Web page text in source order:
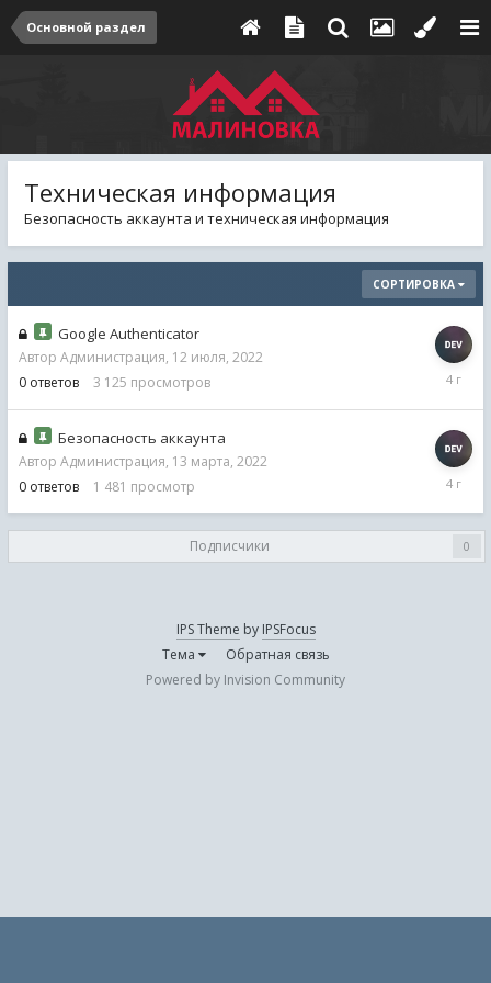
Основной раздел
Техническая информация
Безопасность аккаунта и техническая информация
СОРТИРОВКА
Google Authenticator
Автор Администрация, 12 июля, 2022
0 ответов 3 125 просмотров
12
2022
Безопасность аккаунта
Автор Администрация, 13 марта, 2022
0 ответов 1 481 просмотр
13
2022
Подписчики
0
IPS Theme by IPSFocus
Тема
Обратная связь
Powered by Invision Community